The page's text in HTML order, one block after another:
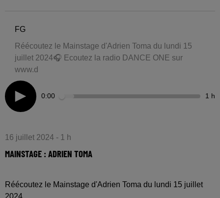
FG
Réécoutez le Mainstage d'Adrien Toma du lundi 15
juillet 2024🎧 Ecoutez la radio DANCE ONE sur
www.d
0:00 1 h
16 juillet 2024 - 1 h
MAINSTAGE : ADRIEN TOMA
Réécoutez le Mainstage d'Adrien Toma du lundi 15 juillet
2024